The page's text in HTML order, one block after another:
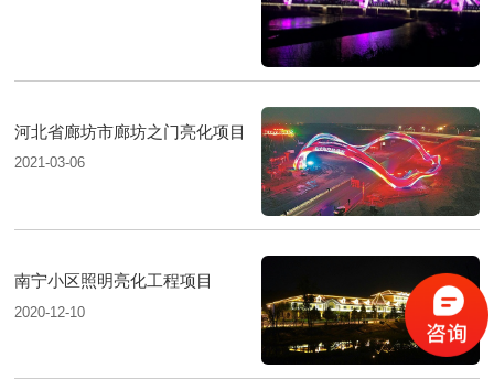
河北省廊坊市廊坊之门亮化项目
2021-03-06
南宁小区照明亮化工程项目
2020-12-10